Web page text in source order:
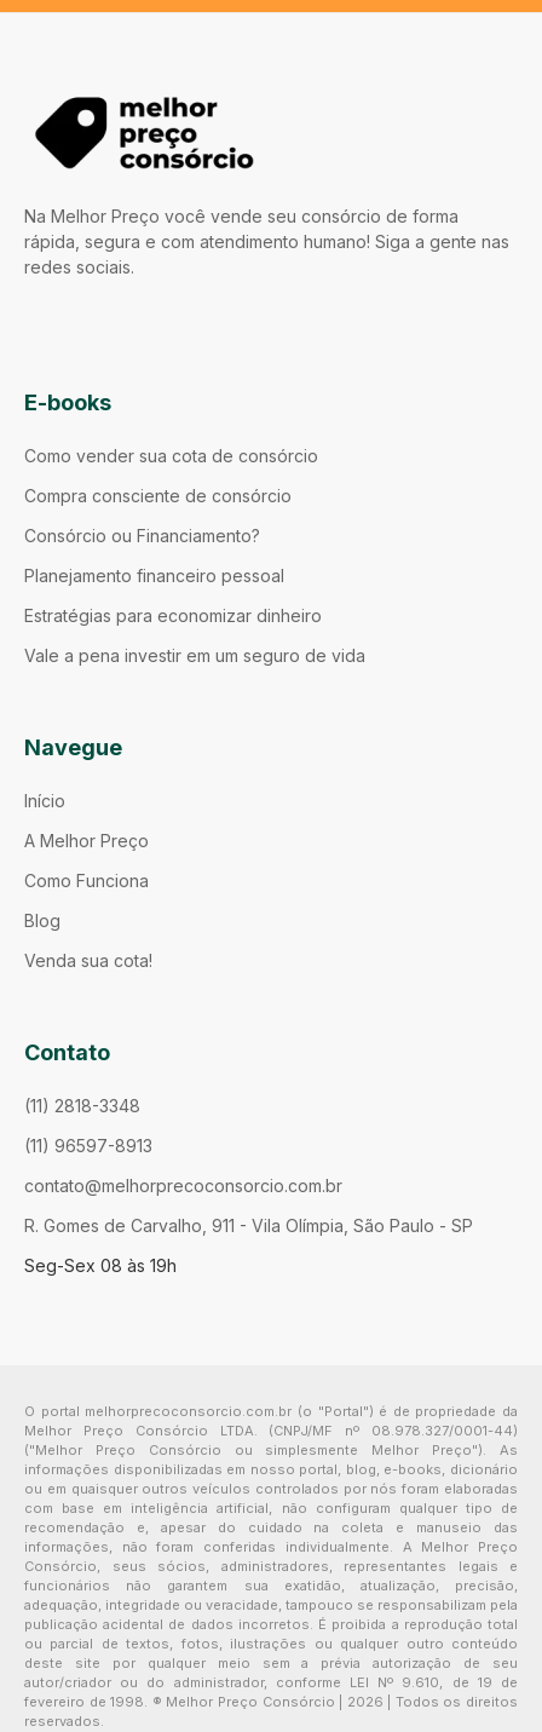
Na Melhor Preço você vende seu consórcio de forma
rápida, segura e com atendimento humano! Siga a gente nas
redes sociais.
E-books
Como vender sua cota de consórcio
Compra consciente de consórcio
Consórcio ou Financiamento?
Planejamento financeiro pessoal
Estratégias para economizar dinheiro
Vale a pena investir em um seguro de vida
Navegue
Início
A Melhor Preço
Como Funciona
Blog
Venda sua cota!
Contato
(11) 2818-3348
(11) 96597-8913
contato@melhorprecoconsorcio.com.br
R. Gomes de Carvalho, 911 - Vila Olímpia, São Paulo - SP
Seg-Sex 08 às 19h
O portal melhorprecoconsorcio.com.br (o "Portal") é de propriedade da
Melhor Preço Consórcio LTDA. (CNPJ/MF nº 08.978.327/0001-44)
("Melhor Preço Consórcio ou simplesmente Melhor Preço"). As
informações disponibilizadas em nosso portal, blog, e-books, dicionário
ou em quaisquer outros veículos controlados por nós foram elaboradas
com base em inteligência artificial, não configuram qualquer tipo de
recomendação e, apesar do cuidado na coleta e manuseio das
informações, não foram conferidas individualmente. A Melhor Preço
Consórcio, seus sócios, administradores, representantes legais e
funcionários não garantem sua exatidão, atualização, precisão,
adequação, integridade ou veracidade, tampouco se responsabilizam pela
publicação acidental de dados incorretos. É proibida a reprodução total
ou parcial de textos, fotos, ilustrações ou qualquer outro conteúdo
deste site por qualquer meio sem a prévia autorização de seu
autor/criador ou do administrador, conforme LEI Nº 9.610, de 19 de
fevereiro de 1998. ® Melhor Preço Consórcio | 2026 | Todos os direitos
reservados.